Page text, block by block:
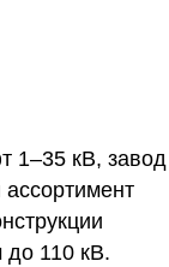
1–35 кВ, завод
до 110 кВ.